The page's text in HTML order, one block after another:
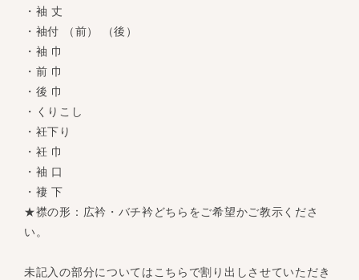
・袖 丈
・袖付 （前） （後）
・袖 巾
・前 巾
・後 巾
・くりこし
・衽下り
・衽 巾
・袖 口
・褄 下
★襟の形：広衿・バチ衿どちらをご希望かご教示くださ
い。
未記入の部分についてはこちらで割り出しさせていただき